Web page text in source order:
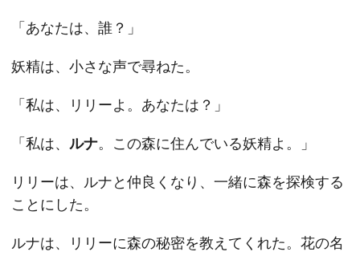
「あなたは、誰？」
妖精は、小さな声で尋ねた。
「私は、リリーよ。あなたは？」
「私は、 ルナ。この森に住んでいる妖精よ。」
リリーは、ルナと仲良くなり、一緒に森を探検する
ことにした。
ルナは、リリーに森の秘密を教えてくれた。花の名